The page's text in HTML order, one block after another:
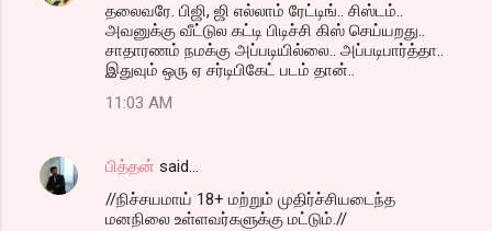
தலைவரே. பிஜி, ஜி எல்லாம் ரேட்டிங்.. சிஸ்டம்..
அவனுக்கு வீட்டுல கட்டி பிடிச்சி கிஸ் செய்யறது..
சாதாரணம் நமக்கு அப்படியில்லை.. அப்படிபார்த்தா..
இதுவும் ஒரு ஏ சர்டிபிகேட் படம் தான்..
11:03 AM
பித்தன் said…
//நிச்சயமாய் 18+ மற்றும் முதிர்ச்சியடைந்த
மனநிலை உள்ளவர்களுக்கு மட்டும்.//